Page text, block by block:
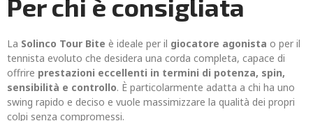
Per chi è consigliata
La Solinco Tour Bite è ideale per il giocatore agonista o per il
tennista evoluto che desidera una corda completa, capace di
offrire prestazioni eccellenti in termini di potenza, spin,
sensibilità e controllo. È particolarmente adatta a chi ha uno
swing rapido e deciso e vuole massimizzare la qualità dei propri
colpi senza compromessi.